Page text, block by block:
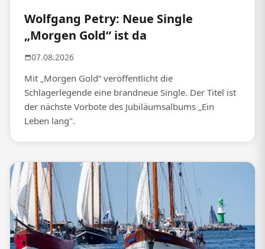
Wolfgang Petry: Neue Single
„Morgen Gold“ ist da
07.08.2026
Mit „Morgen Gold“ veröffentlicht die
Schlagerlegende eine brandneue Single. Der Titel ist
der nächste Vorbote des Jubiläumsalbums „Ein
Leben lang".